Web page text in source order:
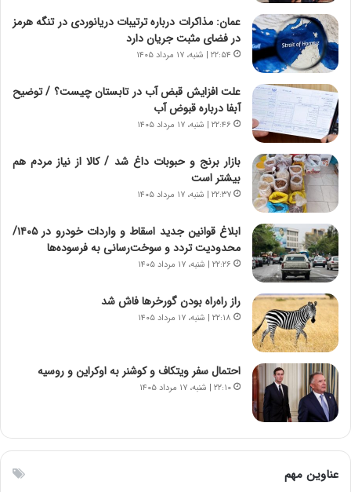
ا
ن
د
ر
پ
ی
ح
م
ل
ه
آ
م
ی
ک
ا
ی
–
ص
ه
ی
و
ن
ی
|
د
ب
رعمان: مذاکرات درباره ترتیبات دریانوردی در تنگه هرمز
در فضای مثبت جریان دارد
۲۲:۵۴ | شنبه، ۱۷ مرداد ۱۴۰۵
علت افزایش قبض آب در تابستان چیست؟ / توضیح
آبفا درباره قبوض آب
۲۲:۴۶ | شنبه، ۱۷ مرداد ۱۴۰۵
بازار برنج و حبوبات داغ شد / کالا از نیاز مردم هم
بیشتر است
۲۲:۳۷ | شنبه، ۱۷ مرداد ۱۴۰۵
ابلاغ قوانین جدید اسقاط و واردات خودرو در ۱۴۰۵/
محدودیت تردد و سوخت‌رسانی به فرسوده‌ها
۲۲:۲۶ | شنبه، ۱۷ مرداد ۱۴۰۵
راز راه‌راه بودن گورخرها فاش شد
۲۲:۱۸ | شنبه، ۱۷ مرداد ۱۴۰۵
احتمال سفر ویتکاف و کوشنر به اوکراین و روسیه
۲۲:۱۰ | شنبه، ۱۷ مرداد ۱۴۰۵
عناوین مهم